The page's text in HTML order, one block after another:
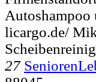
Autoshampoo
licargo.de/
27